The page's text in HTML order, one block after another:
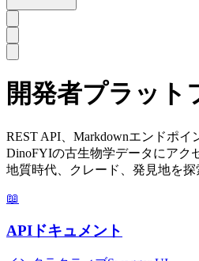
開発者プラット
REST API、Markdownエンドポイ
DinoFYIの古生物学データにアク
地質時代、クレード、発見地を探
📖
APIドキュメント